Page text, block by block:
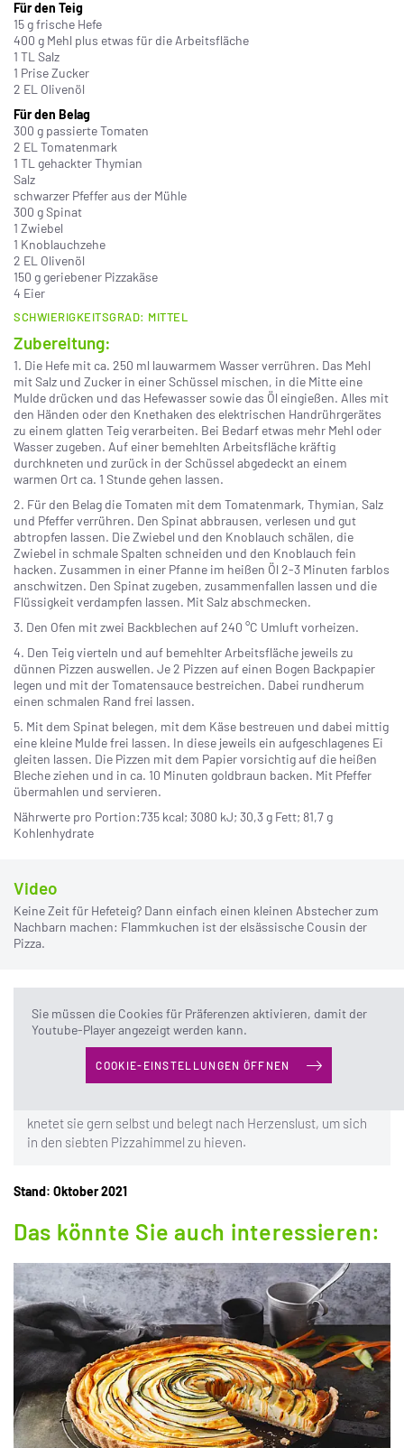
Für den Teig
15 g frische Hefe
400 g Mehl plus etwas für die Arbeitsfläche
1 TL Salz
1 Prise Zucker
2 EL Olivenöl
Für den Belag
300 g passierte Tomaten
2 EL Tomatenmark
1 TL gehackter Thymian
Salz
schwarzer Pfeffer aus der Mühle
300 g Spinat
1 Zwiebel
1 Knoblauchzehe
2 EL Olivenöl
150 g geriebener Pizzakäse
4 Eier
SCHWIERIGKEITSGRAD: MITTEL
Zubereitung:
1. Die Hefe mit ca. 250 ml lauwarmem Wasser verrühren. Das Mehl
mit Salz und Zucker in einer Schüssel mischen, in die Mitte eine
Mulde drücken und das Hefewasser sowie das Öl eingießen. Alles mit
den Händen oder den Knethaken des elektrischen Handrührgerätes
zu einem glatten Teig verarbeiten. Bei Bedarf etwas mehr Mehl oder
Wasser zugeben. Auf einer bemehlten Arbeitsfläche kräftig
durchkneten und zurück in der Schüssel abgedeckt an einem
warmen Ort ca. 1 Stunde gehen lassen.
2. Für den Belag die Tomaten mit dem Tomatenmark, Thymian, Salz
und Pfeffer verrühren. Den Spinat abbrausen, verlesen und gut
abtropfen lassen. Die Zwiebel und den Knoblauch schälen, die
Zwiebel in schmale Spalten schneiden und den Knoblauch fein
hacken. Zusammen in einer Pfanne im heißen Öl 2-3 Minuten farblos
anschwitzen. Den Spinat zugeben, zusammenfallen lassen und die
Flüssigkeit verdampfen lassen. Mit Salz abschmecken.
3. Den Ofen mit zwei Backblechen auf 240 °C Umluft vorheizen.
4. Den Teig vierteln und auf bemehlter Arbeitsfläche jeweils zu
dünnen Pizzen auswellen. Je 2 Pizzen auf einen Bogen Backpapier
legen und mit der Tomatensauce bestreichen. Dabei rundherum
einen schmalen Rand frei lassen.
5. Mit dem Spinat belegen, mit dem Käse bestreuen und dabei mittig
eine kleine Mulde frei lassen. In diese jeweils ein aufgeschlagenes Ei
gleiten lassen. Die Pizzen mit dem Papier vorsichtig auf die heißen
Bleche ziehen und in ca. 10 Minuten goldbraun backen. Mit Pfeffer
übermahlen und servieren.
Nährwerte pro Portion:735 kcal; 3080 kJ; 30,3 g Fett; 81,7 g
Kohlenhydrate
Video
Keine Zeit für Hefeteig? Dann einfach einen kleinen Abstecher zum
Nachbarn machen: Flammkuchen ist der elsässische Cousin der
Pizza.
Sie müssen die Cookies für Präferenzen aktivieren, damit der
Youtube-Player angezeigt werden kann.
COOKIE-EINSTELLUNGEN ÖFFNEN
Zur Autorin:Barbara Schulz ist ein Pizzasnob! Pizzaketten
lässt sie naserümpfend links liegen und Italiener, die den
Boden kross und hauchdünn machen und nicht unter zu viel
Käse versenken, sind einfach rar gesät. Und Pizzakartons
knetet sie gern selbst und belegt nach Herzenslust, um sich
in den siebten Pizzahimmel zu hieven.
Stand: Oktober 2021
Das könnte Sie auch interessieren: